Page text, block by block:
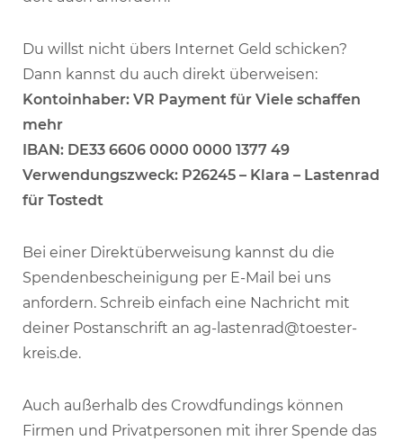
Du willst nicht übers Internet Geld schicken?
Dann kannst du auch direkt überweisen:
Kontoinhaber: VR Payment für Viele schaffen
mehr
IBAN: DE33 6606 0000 0000 1377 49
Verwendungszweck: P26245 – Klara – Lastenrad
für Tostedt
Bei einer Direktüberweisung kannst du die
Spendenbescheinigung per E-Mail bei uns
anfordern. Schreib einfach eine Nachricht mit
deiner Postanschrift an ag-lastenrad@toester-
kreis.de.
Auch außerhalb des Crowdfundings können
Firmen und Privatpersonen mit ihrer Spende das